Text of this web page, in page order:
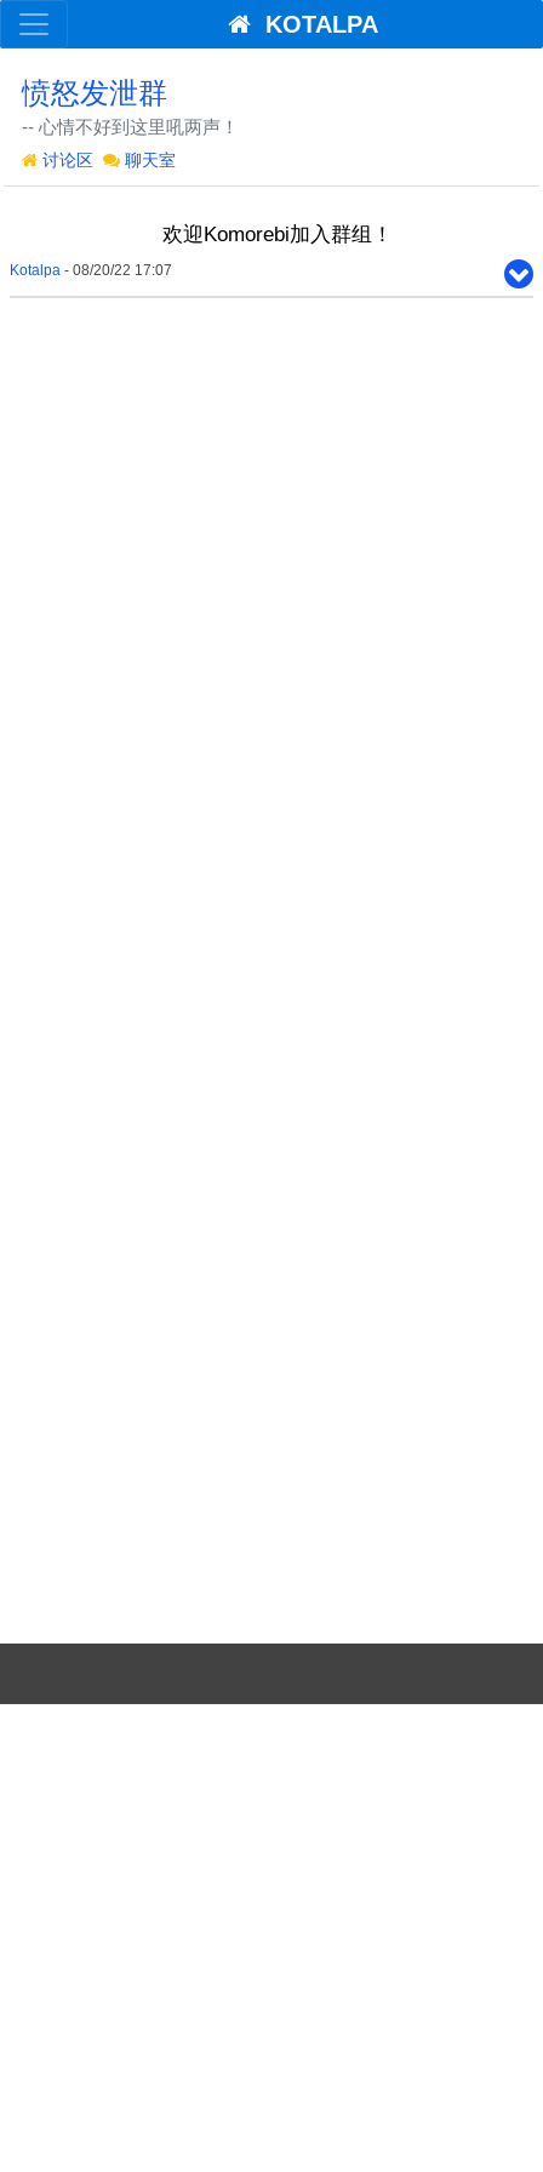
KOTALPA
愤怒发泄群
-- 心情不好到这里吼两声！
讨论区 聊天室
欢迎Komorebi加入群组！
Kotalpa - 08/20/22 17:07